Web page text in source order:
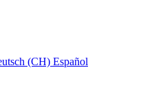
(CH) Español